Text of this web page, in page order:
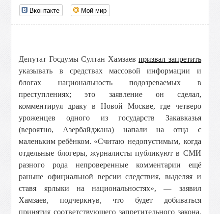
Вконтакте Мой мир
Депутат Госдумы Султан Хамзаевпризвал запретить
указывать в средствах массовой информации и
блогах национальность подозреваемых в
преступлениях; это заявление он сделал,
комментируя драку в Новой Москве, где четверо
уроженцев одного из государств Закавказья
(вероятно, Азербайджана) напали на отца с
маленьким ребёнком. «Считаю недопустимым, когда
отдельные блогеры, журналисты публикуют в СМИ
разного рода непроверенные комментарии ещё
раньше официальной версии следствия, выделяя и
ставя ярлыки на национальностях», — заявил
Хамзаев, подчеркнув, что будет добиваться
принятия соответствующего запретительного закона.